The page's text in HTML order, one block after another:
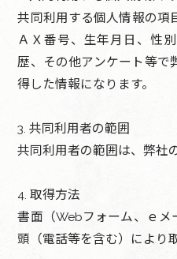
共同利用する個人情報の項
ＡＸ番号、生年月日、性
歴、その他アンケート等で
得した情報になります。
3. 共同利用者の範囲
共同利用者の範囲は、弊社
4. 取得方法
書面（Webフォーム、ｅメ
頭（電話等を含む）により